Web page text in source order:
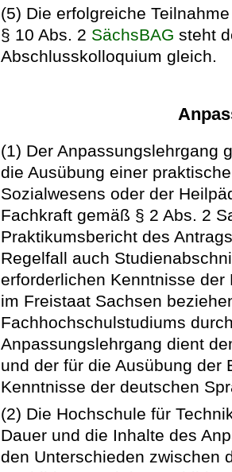
(5) Die erfolgreiche
§ 10 Abs. 2 SächsBAG steht
Abschlusskolloquium gleich.
(1) Der Anpassungslehrgang
die Ausübung einer
Sozialwesens oder der
Fachkraft gemäß § 2 Abs. 2
Praktikumsbericht des
Regelfall auch
erforderlichen Kenntnisse
im Freistaat Sachsen
Fachhochschulstudiums
Anpassungslehrgang dient
und der für die Ausübung der
Kenntnisse der deutschen
(2) Die Hochschule für
Dauer und die Inhalte des
den Unterschieden zwischen